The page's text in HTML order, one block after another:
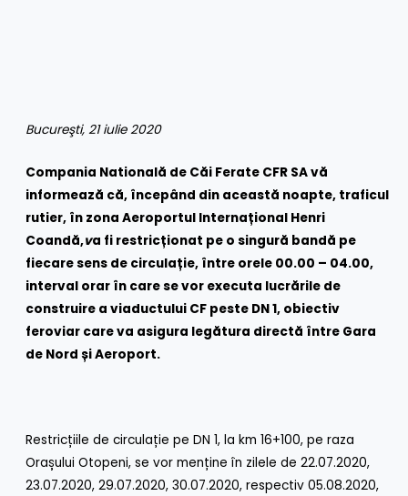
Bucureşti, 21 iulie 2020
Compania Natională de Căi Ferate CFR SA vă
informează că, începând din această noapte, traficul
rutier, în zona Aeroportul Internațional Henri
Coandă,va fi restricționat pe o singură bandă pe
fiecare sens de circulație, între orele 00.00 – 04.00,
interval orar în care se vor executa lucrările de
construire a viaductului CF peste DN 1, obiectiv
feroviar care va asigura legătura directă între Gara
de Nord și Aeroport.
Restricțiile de circulație pe DN 1, la km 16+100, pe raza
Orașului Otopeni, se vor menține în zilele de 22.07.2020,
23.07.2020, 29.07.2020, 30.07.2020, respectiv 05.08.2020,